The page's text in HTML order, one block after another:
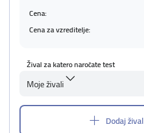
Cena:
Cena za vzreditelje:
Žival za katero naročate test
Moje živali
Dodaj žival